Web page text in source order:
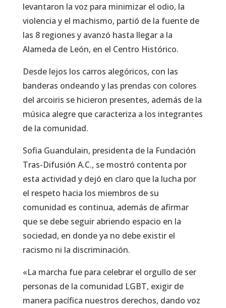
levantaron la voz para minimizar el odio, la
violencia y el machismo, partió de la fuente de
las 8 regiones y avanzó hasta llegar a la
Alameda de León, en el Centro Histórico.
Desde lejos los carros alegóricos, con las
banderas ondeando y las prendas con colores
del arcoiris se hicieron presentes, además de la
música alegre que caracteriza a los integrantes
de la comunidad.
Sofia Guandulain, presidenta de la Fundación
Tras-Difusión A.C., se mostró contenta por
esta actividad y dejó en claro que la lucha por
el respeto hacia los miembros de su
comunidad es continua, además de afirmar
que se debe seguir abriendo espacio en la
sociedad, en donde ya no debe existir el
racismo ni la discriminación.
«La marcha fue para celebrar el orgullo de ser
personas de la comunidad LGBT, exigir de
manera pacífica nuestros derechos, dando voz